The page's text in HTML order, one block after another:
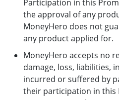
Participation in this
the approval of any
MoneyHero does not
any product applied for.
MoneyHero accepts no
damage, loss, liabilities,
incurred or suffered by
their participation in this